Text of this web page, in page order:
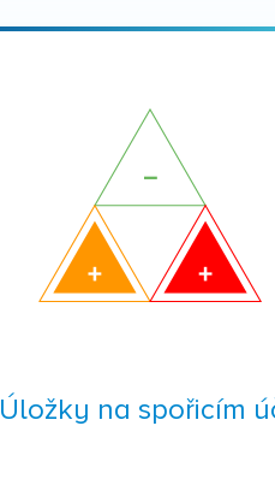
Úložky na spořicím